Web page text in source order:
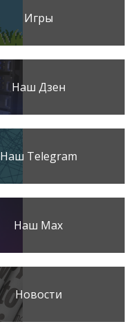
Игры
Наш Дзен
Наш Telegram
Наш Max
Новости